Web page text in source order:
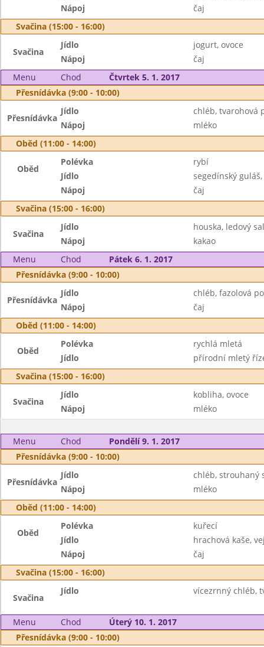
Nápoj
čaj
Svačina (15:00 - 16:00)
Svačina
Jídlo
jogurt, ovoce
Nápoj
čaj
Menu
Chod
Čtvrtek 5. 1. 2017
Přesnídávka (9:00 - 10:00)
Přesnídávka
Jídlo
chléb, tvarohová
Nápoj
mléko
Oběd (11:00 - 14:00)
Oběd
Polévka
rybí
Jídlo
segedínský
Nápoj
čaj
Svačina (15:00 - 16:00)
Svačina
Jídlo
houska, ledový
Nápoj
kakao
Menu
Chod
Pátek 6. 1. 2017
Přesnídávka (9:00 - 10:00)
Přesnídávka
Jídlo
chléb, fazolová
Nápoj
čaj
Oběd (11:00 - 14:00)
Oběd
Polévka
rychlá mletá
Jídlo
přírodní mletý
Svačina (15:00 - 16:00)
Svačina
Jídlo
kobliha, ovoce
Nápoj
mléko
Menu Chod
Pondělí 9. 1. 2017
Přesnídávka (9:00 - 10:00)
Přesnídávka
Jídlo
chléb, strouhaný
Nápoj
mléko
Oběd (11:00 - 14:00)
Oběd
Polévka
kuřecí
Jídlo
hrachová kaše,
Nápoj
čaj
Svačina (15:00 - 16:00)
Svačina
Jídlo vícezrnný chléb,
Menu Chod
Úterý 10. 1. 2017
Přesnídávka (9:00 - 10:00)